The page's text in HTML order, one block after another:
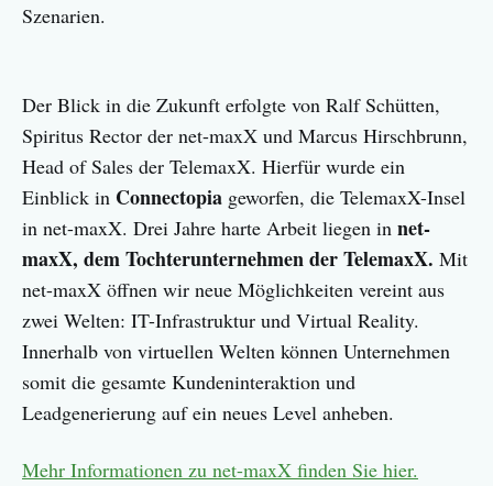
Szenarien.
Der Blick in die Zukunft erfolgte von Ralf Schütten,
Spiritus Rector der net-maxX und Marcus Hirschbrunn,
Head of Sales der TelemaxX. Hierfür wurde ein
Einblick in Connectopia geworfen, die TelemaxX-Insel
in net-maxX. Drei Jahre harte Arbeit liegen in net-
maxX, dem Tochterunternehmen der TelemaxX. Mit
net-maxX öffnen wir neue Möglichkeiten vereint aus
zwei Welten: IT-Infrastruktur und Virtual Reality.
Innerhalb von virtuellen Welten können Unternehmen
somit die gesamte Kundeninteraktion und
Leadgenerierung auf ein neues Level anheben.
Mehr Informationen zu net-maxX finden Sie hier.